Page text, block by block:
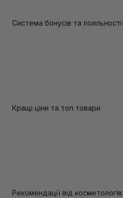
Система бонусів та лояльності
Кращі ціни та топ товари
Рекомендації від косметологів